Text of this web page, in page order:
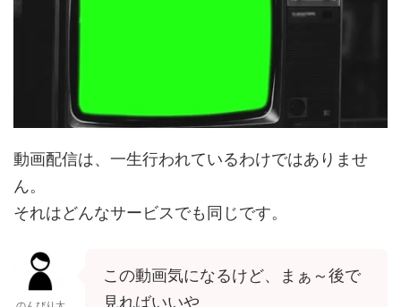
動画配信は、一生行われているわけではありませ
ん。
それはどんなサービスでも同じです。
この動画気になるけど、まぁ～後で
見ればいいや